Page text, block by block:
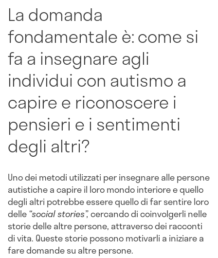
La domanda
fondamentale è: come si
fa a insegnare agli
individui con autismo a
capire e riconoscere i
pensieri e i sentimenti
degli altri?
Uno dei metodi utilizzati per insegnare alle persone
autistiche a capire il loro mondo interiore e quello
degli altri potrebbe essere quello di far sentire loro
delle “social stories”,cercando di coinvolgerli nelle
storie delle altre persone, attraverso dei racconti
di vita. Queste storie possono motivarli a iniziare a
fare domande su altre persone.